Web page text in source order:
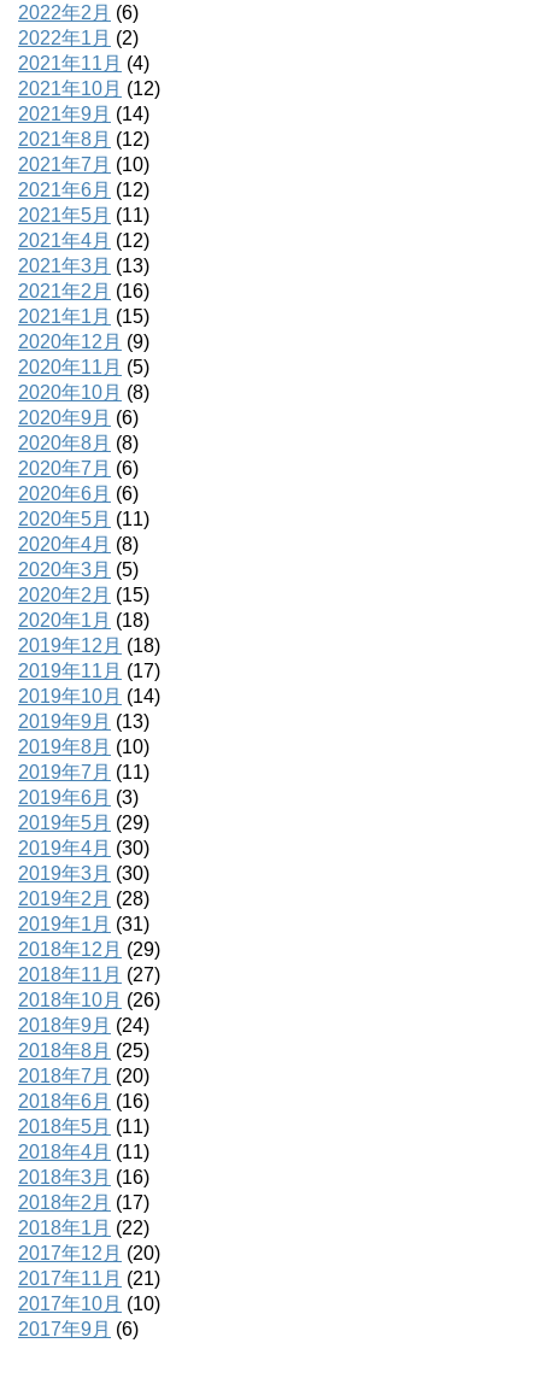
2022年2月 (6)
2022年1月 (2)
2021年11月 (4)
2021年10月 (12)
2021年9月 (14)
2021年8月 (12)
2021年7月 (10)
2021年6月 (12)
2021年5月 (11)
2021年4月 (12)
2021年3月 (13)
2021年2月 (16)
2021年1月 (15)
2020年12月 (9)
2020年11月 (5)
2020年10月 (8)
2020年9月 (6)
2020年8月 (8)
2020年7月 (6)
2020年6月 (6)
2020年5月 (11)
2020年4月 (8)
2020年3月 (5)
2020年2月 (15)
2020年1月 (18)
2019年12月 (18)
2019年11月 (17)
2019年10月 (14)
2019年9月 (13)
2019年8月 (10)
2019年7月 (11)
2019年6月 (3)
2019年5月 (29)
2019年4月 (30)
2019年3月 (30)
2019年2月 (28)
2019年1月 (31)
2018年12月 (29)
2018年11月 (27)
2018年10月 (26)
2018年9月 (24)
2018年8月 (25)
2018年7月 (20)
2018年6月 (16)
2018年5月 (11)
2018年4月 (11)
2018年3月 (16)
2018年2月 (17)
2018年1月 (22)
2017年12月 (20)
2017年11月 (21)
2017年10月 (10)
2017年9月 (6)